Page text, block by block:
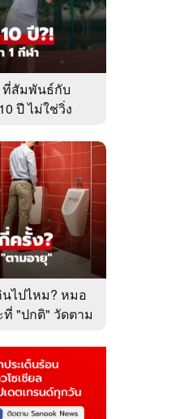
ที่สัมพันธ์กับ
ปี ไม่ใช่วิ่ง
นไปไหม? หมอ
ที่ "ปกติ" วัดตาม